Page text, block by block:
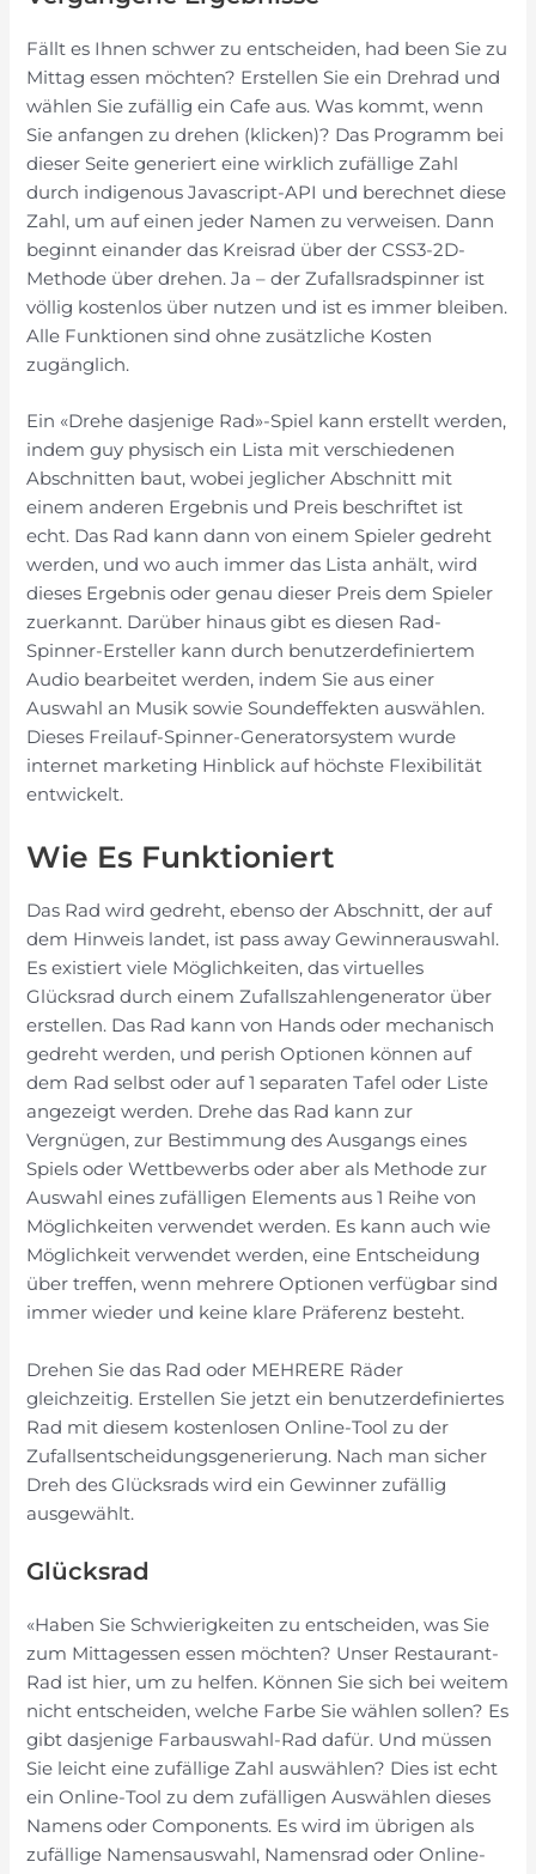
Fällt es Ihnen schwer zu entscheiden, had been Sie zu
Mittag essen möchten? Erstellen Sie ein Drehrad und
wählen Sie zufällig ein Cafe aus. Was kommt, wenn
Sie anfangen zu drehen (klicken)? Das Programm bei
dieser Seite generiert eine wirklich zufällige Zahl
durch indigenous Javascript-API und berechnet diese
Zahl, um auf einen jeder Namen zu verweisen. Dann
beginnt einander das Kreisrad über der CSS3-2D-
Methode über drehen. Ja – der Zufallsradspinner ist
völlig kostenlos über nutzen und ist es immer bleiben.
Alle Funktionen sind ohne zusätzliche Kosten
zugänglich.
Ein «Drehe dasjenige Rad»-Spiel kann erstellt werden,
indem guy physisch ein Lista mit verschiedenen
Abschnitten baut, wobei jeglicher Abschnitt mit
einem anderen Ergebnis und Preis beschriftet ist
echt. Das Rad kann dann von einem Spieler gedreht
werden, und wo auch immer das Lista anhält, wird
dieses Ergebnis oder genau dieser Preis dem Spieler
zuerkannt. Darüber hinaus gibt es diesen Rad-
Spinner-Ersteller kann durch benutzerdefiniertem
Audio bearbeitet werden, indem Sie aus einer
Auswahl an Musik sowie Soundeffekten auswählen.
Dieses Freilauf-Spinner-Generatorsystem wurde
internet marketing Hinblick auf höchste Flexibilität
entwickelt.
Wie Es Funktioniert
Das Rad wird gedreht, ebenso der Abschnitt, der auf
dem Hinweis landet, ist pass away Gewinnerauswahl.
Es existiert viele Möglichkeiten, das virtuelles
Glücksrad durch einem Zufallszahlengenerator über
erstellen. Das Rad kann von Hands oder mechanisch
gedreht werden, und perish Optionen können auf
dem Rad selbst oder auf 1 separaten Tafel oder Liste
angezeigt werden. Drehe das Rad kann zur
Vergnügen, zur Bestimmung des Ausgangs eines
Spiels oder Wettbewerbs oder aber als Methode zur
Auswahl eines zufälligen Elements aus 1 Reihe von
Möglichkeiten verwendet werden. Es kann auch wie
Möglichkeit verwendet werden, eine Entscheidung
über treffen, wenn mehrere Optionen verfügbar sind
immer wieder und keine klare Präferenz besteht.
Drehen Sie das Rad oder MEHRERE Räder
gleichzeitig. Erstellen Sie jetzt ein benutzerdefiniertes
Rad mit diesem kostenlosen Online-Tool zu der
Zufallsentscheidungsgenerierung. Nach man sicher
Dreh des Glücksrads wird ein Gewinner zufällig
ausgewählt.
Glücksrad
«Haben Sie Schwierigkeiten zu entscheiden, was Sie
zum Mittagessen essen möchten? Unser Restaurant-
Rad ist hier, um zu helfen. Können Sie sich bei weitem
nicht entscheiden, welche Farbe Sie wählen sollen? Es
gibt dasjenige Farbauswahl-Rad dafür. Und müssen
Sie leicht eine zufällige Zahl auswählen? Dies ist echt
ein Online-Tool zu dem zufälligen Auswählen dieses
Namens oder Components. Es wird im übrigen als
zufällige Namensauswahl, Namensrad oder Online-